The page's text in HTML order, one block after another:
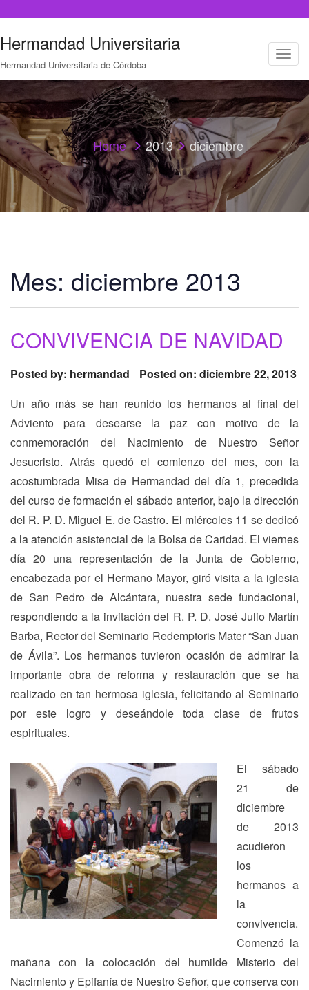
Hermandad Universitaria
Hermandad Universitaria de Córdoba
T
o
g
l
e
n
a
v
i
Home 2013 diciembre
Mes: diciembre 2013
CONVIVENCIA DE NAVIDAD
Posted by: hermandad
Posted on: diciembre 22, 2013
Un año más se han reunido los hermanos al final del
Adviento para desearse la paz con motivo de la
conmemoración del Nacimiento de Nuestro Señor
Jesucristo. Atrás quedó el comienzo del mes, con la
acostumbrada Misa de Hermandad del día 1, precedida
del curso de formación el sábado anterior, bajo la dirección
del R. P. D. Miguel E. de Castro. El miércoles 11 se dedicó
a la atención asistencial de la Bolsa de Caridad. El viernes
día 20 una representación de la Junta de Gobierno,
encabezada por el Hermano Mayor, giró visita a la iglesia
de San Pedro de Alcántara, nuestra sede fundacional,
respondiendo a la invitación del R. P. D. José Julio Martín
Barba, Rector del Seminario Redemptoris Mater “San Juan
de Ávila”. Los hermanos tuvieron ocasión de admirar la
importante obra de reforma y restauración que se ha
realizado en tan hermosa iglesia, felicitando al Seminario
por este logro y deseándole toda clase de frutos
espirituales.
El sábado
21 de
diciembre
de 2013
acudieron
los
hermanos a
la
convivencia.
Comenzó la
mañana con la colocación del humilde Misterio del
Nacimiento y Epifanía de Nuestro Señor, que conserva con